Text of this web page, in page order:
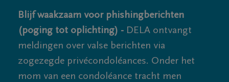
Blijf waakzaam voor phishingberichten
(poging tot oplichting) - DELA ontvangt
meldingen over valse berichten via
zogezegde privécondoléances. Onder het
mom van een condoléance tracht men